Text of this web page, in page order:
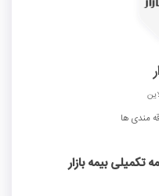
مندی ها